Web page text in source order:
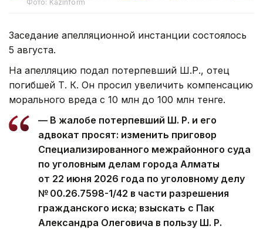
Фото: Kazinform
Заседание апелляционной инстанции состоялось
5 августа.
На апелляцию подал потерпевший Ш.Р., отец
погибшей Т. К. Он просил увеличить компенсацию
морального вреда с 10 млн до 100 млн тенге.
— В жалобе потерпевший Ш. Р. и его
адвокат просят: изменить приговор
Специализированного межрайонного суда
по уголовным делам города Алматы
от 22 июня 2026 года по уголовному делу
№ 00.26.7598-1/42 в части разрешения
гражданского иска; взыскать с Пак
Александра Олеговича в пользу Ш. Р.